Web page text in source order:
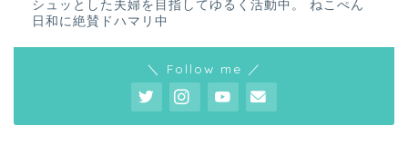
シュッとした夫婦を目指してゆるく活動中。 ねこぺん
日和に絶賛ドハマリ中
＼ Follow me ／